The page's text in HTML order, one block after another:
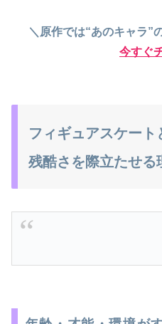
＼原作では“あのキャラ”
今すぐ
フィギュアスケート
残酷さを際立たせる